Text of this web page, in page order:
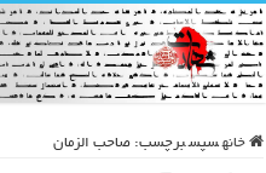
خانه سپس برچسب: صاحب الزمان